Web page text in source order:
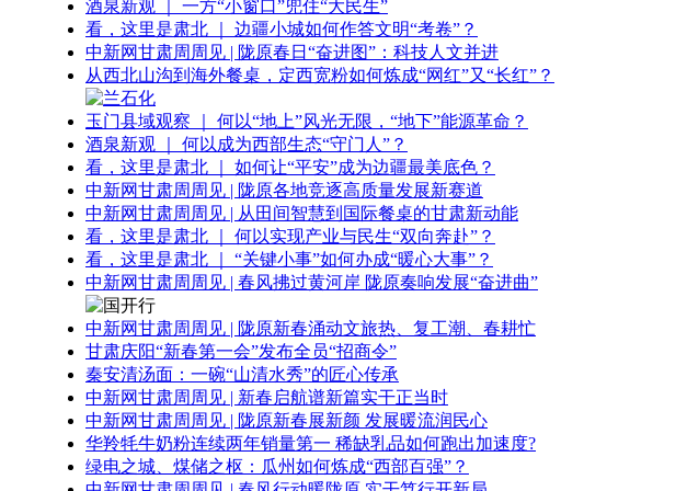
酒泉新观 ｜ 一方“小窗口”兜住“大民生”
看，这里是肃北 ｜ 边疆小城如何作答文明“考卷”？
中新网甘肃周周见 | 陇原春日“奋进图”：科技人文并进
从西北山沟到海外餐桌，定西宽粉如何炼成“网红”又“长红”？
玉门县域观察 ｜ 何以“地上”风光无限，“地下”能源革命？
酒泉新观 ｜ 何以成为西部生态“守门人”？
看，这里是肃北 ｜ 如何让“平安”成为边疆最美底色？
中新网甘肃周周见 | 陇原各地竞逐高质量发展新赛道
中新网甘肃周周见 | 从田间智慧到国际餐桌的甘肃新动能
看，这里是肃北 ｜ 何以实现产业与民生“双向奔赴”？
看，这里是肃北 ｜ “关键小事”如何办成“暖心大事”？
中新网甘肃周周见 | 春风拂过黄河岸 陇原奏响发展“奋进曲”
中新网甘肃周周见 | 陇原新春涌动文旅热、复工潮、春耕忙
甘肃庆阳“新春第一会”发布全员“招商令”
秦安清汤面：一碗“山清水秀”的匠心传承
中新网甘肃周周见 | 新春启航谱新篇实干正当时
中新网甘肃周周见 | 陇原新春展新颜 发展暖流润民心
华羚牦牛奶粉连续两年销量第一 稀缺乳品如何跑出加速度?
绿电之城、煤储之枢：瓜州如何炼成“西部百强”？